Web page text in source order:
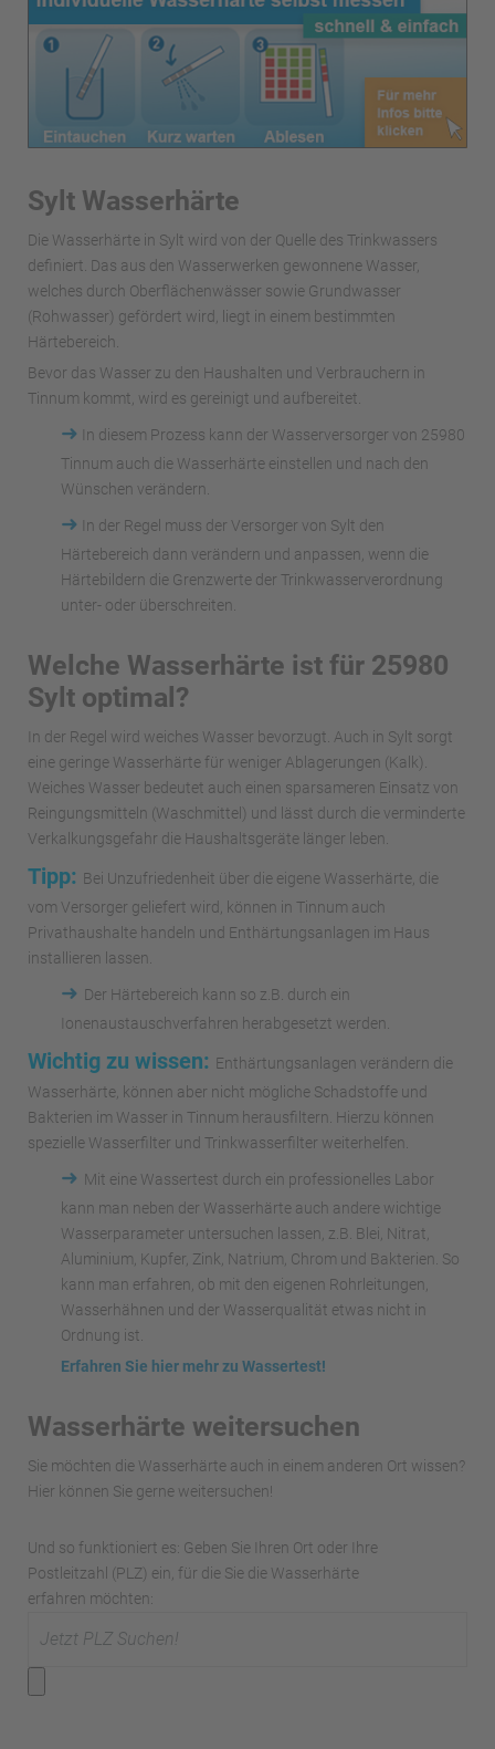
Sylt Wasserhärte
Die Wasserhärte in Sylt wird von der Quelle des Trinkwassers
definiert. Das aus den Wasserwerken gewonnene Wasser,
welches durch Oberflächenwässer sowie Grundwasser
(Rohwasser) gefördert wird, liegt in einem bestimmten
Härtebereich.
Bevor das Wasser zu den Haushalten und Verbrauchern in
Tinnum kommt, wird es gereinigt und aufbereitet.
➜
In diesem Prozess kann der Wasserversorger von 25980
Tinnum auch die Wasserhärte einstellen und nach den
Wünschen verändern.
➜
In der Regel muss der Versorger von Sylt den
Härtebereich dann verändern und anpassen, wenn die
Härtebildern die Grenzwerte der Trinkwasserverordnung
unter- oder überschreiten.
Welche Wasserhärte ist für 25980
Sylt optimal?
In der Regel wird weiches Wasser bevorzugt. Auch in Sylt sorgt
eine geringe Wasserhärte für weniger Ablagerungen (Kalk).
Weiches Wasser bedeutet auch einen sparsameren Einsatz von
Reingungsmitteln (Waschmittel) und lässt durch die verminderte
Verkalkungsgefahr die Haushaltsgeräte länger leben.
Tipp: Bei Unzufriedenheit über die eigene Wasserhärte, die
vom Versorger geliefert wird, können in Tinnum auch
Privathaushalte handeln und Enthärtungsanlagen im Haus
installieren lassen.
➜ Der Härtebereich kann so z.B. durch ein
Ionenaustauschverfahren herabgesetzt werden.
Wichtig zu wissen: Enthärtungsanlagen verändern die
Wasserhärte, können aber nicht mögliche Schadstoffe und
Bakterien im Wasser in Tinnum herausfiltern. Hierzu können
spezielle Wasserfilter und Trinkwasserfilter weiterhelfen.
➜ Mit eine Wassertest durch ein professionelles Labor
kann man neben der Wasserhärte auch andere wichtige
Wasserparameter untersuchen lassen, z.B. Blei, Nitrat,
Aluminium, Kupfer, Zink, Natrium, Chrom und Bakterien. So
kann man erfahren, ob mit den eigenen Rohrleitungen,
Wasserhähnen und der Wasserqualität etwas nicht in
Ordnung ist.
Erfahren Sie hier mehr zu Wassertest!
Wasserhärte weitersuchen
Sie möchten die Wasserhärte auch in einem anderen Ort wissen?
Hier können Sie gerne weitersuchen!
Und so funktioniert es: Geben Sie Ihren Ort oder Ihre
Postleitzahl (PLZ) ein, für die Sie die Wasserhärte
erfahren möchten: